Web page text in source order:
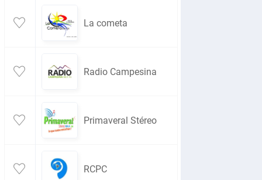
La cometa
Radio Campesina
Primaveral Stéreo
RCPC